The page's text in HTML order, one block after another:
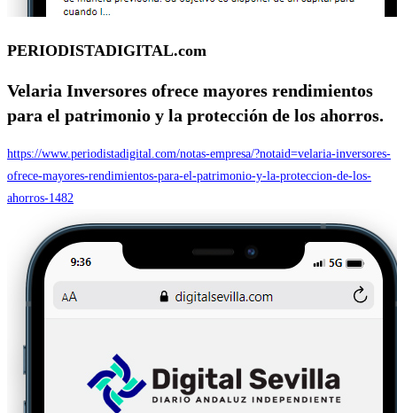
PERIODISTADIGITAL.com
Velaria Inversores ofrece mayores rendimientos
para el patrimonio y la protección de los ahorros.
https://www.periodistadigital.com/notas-empresa/?notaid=velaria-inversores-
ofrece-mayores-rendimientos-para-el-patrimonio-y-la-proteccion-de-los-
ahorros-1482